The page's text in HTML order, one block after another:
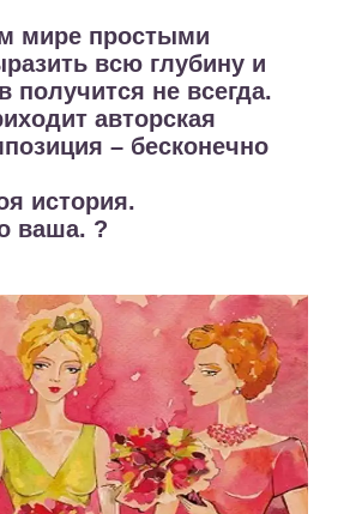
мире простыми
всю глубину и
получится не всегда.
авторская
– бесконечно
история.
ваша. ?